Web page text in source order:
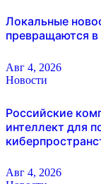
Локальные
превращаются в
Авг 4, 2026
Новости
Российские
интеллект для
Авг 4, 2026